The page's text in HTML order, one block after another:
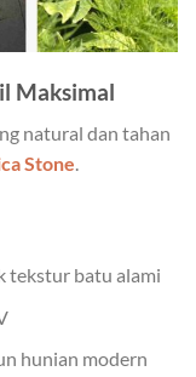
Maksimal
natural dan tahan
Stone.
tekstur batu alami
hunian modern